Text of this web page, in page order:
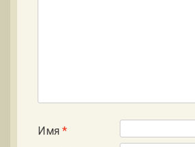
Имя *